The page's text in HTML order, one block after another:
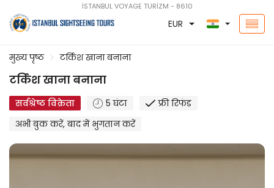
İSTANBUL VOYAGE TURİZM - 8610
EUR
मुख्य पृष्ठ टर्किश खाना बनाना
टर्किश खाना बनाना
सर्वश्रेष्ठ विक्रेता 5 घंटा
फ्री रिफंड
अभी बुक करें, बाद में भुगतान करें